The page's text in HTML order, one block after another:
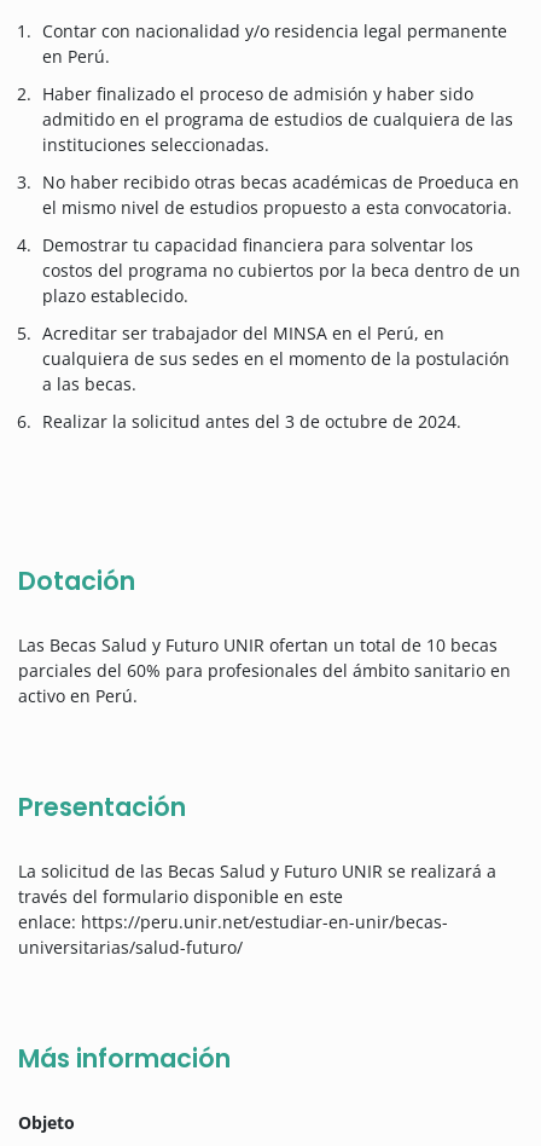
Contar con nacionalidad y/o residencia legal permanente
en Perú.
Haber finalizado el proceso de admisión y haber sido
admitido en el programa de estudios de cualquiera de las
instituciones seleccionadas.
No haber recibido otras becas académicas de Proeduca en
el mismo nivel de estudios propuesto a esta convocatoria.
Demostrar tu capacidad financiera para solventar los
costos del programa no cubiertos por la beca dentro de un
plazo establecido.
Acreditar ser trabajador del MINSA en el Perú, en
cualquiera de sus sedes en el momento de la postulación
a las becas.
Realizar la solicitud antes del 3 de octubre de 2024.
Dotación
Las Becas Salud y Futuro UNIR ofertan un total de 10 becas
parciales del 60% para profesionales del ámbito sanitario en
activo en Perú.
Presentación
La solicitud de las Becas Salud y Futuro UNIR se realizará a
través del formulario disponible en este
enlace: https://peru.unir.net/estudiar-en-unir/becas-
universitarias/salud-futuro/
Más información
Objeto